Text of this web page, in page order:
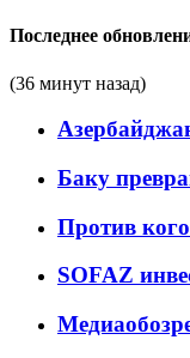
Последнее
(36 минут назад)
Баку
Против
SOFAZ